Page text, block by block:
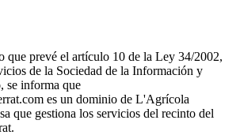
que prevé el artículo 10 de la Ley 34/2002,
de la Sociedad de la Información y
se informa que
es un dominio de L'Agrícola
que gestiona los servicios del recinto del